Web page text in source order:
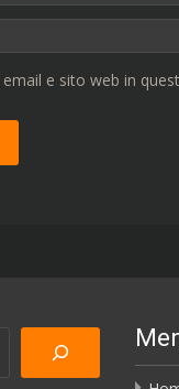
e sito web in